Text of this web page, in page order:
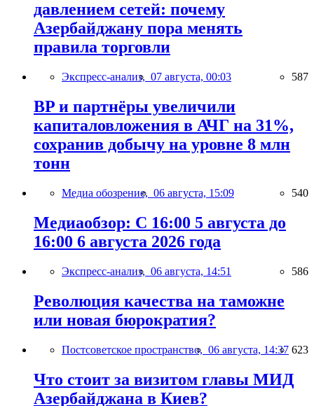
давлением сетей: почему
Азербайджану пора менять
правила торговли
Экспресс-анализ, 07 августа, 00:03 587
BP и партнёры увеличили
капиталовложения в АЧГ на 31%,
сохранив добычу на уровне 8 млн
тонн
Медиа обозрение, 06 августа, 15:09 540
Медиаобзор: С 16:00 5 августа до
16:00 6 августа 2026 года
Экспресс-анализ, 06 августа, 14:51 586
Революция качества на таможне
или новая бюрократия?
Постсоветское пространство, 06 августа, 14:37 623
Что стоит за визитом главы МИД
Азербайджана в Киев?